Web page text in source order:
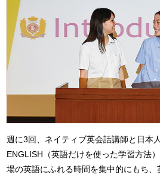
週に3回、ネイティブ英会話講師と日本
ENGLISH（英語だけを使った学習方法
場の英語にふれる時間を集中的にもち、